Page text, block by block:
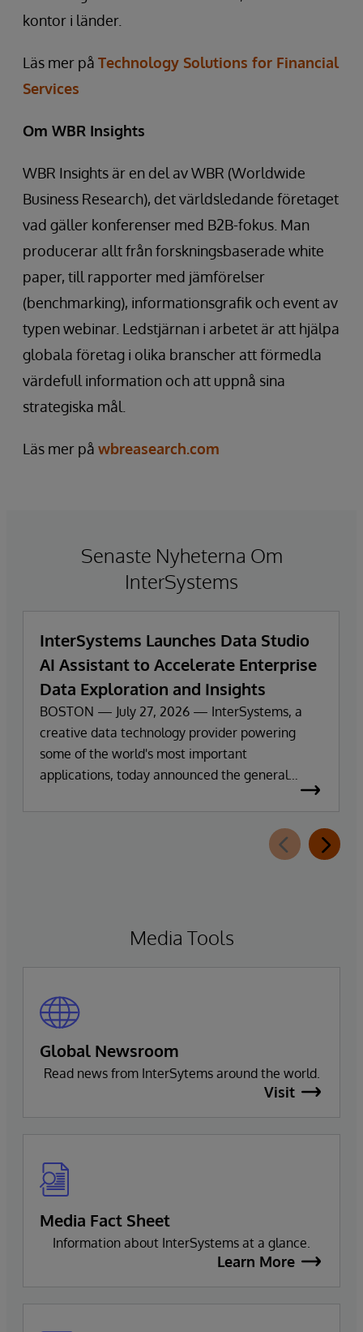
kontor i länder.
Läs mer på Technology Solutions for Financial
Services
Om WBR Insights
WBR Insights är en del av WBR (Worldwide
Business Research), det världsledande företaget
vad gäller konferenser med B2B-fokus. Man
producerar allt från forskningsbaserade white
paper, till rapporter med jämförelser
(benchmarking), informationsgrafik och event av
typen webinar. Ledstjärnan i arbetet är att hjälpa
globala företag i olika branscher att förmedla
värdefull information och att uppnå sina
strategiska mål.
Läs mer på wbreasearch.com
Senaste Nyheterna Om
InterSystems
InterSystems Launches Data Studio
AI Assistant to Accelerate Enterprise
Data Exploration and Insights
BOSTON — July 27, 2026 — InterSystems, a
creative data technology provider powering
some of the world's most important
applications, today announced the general
extension for InterSystems Data Studio that
helps organizations more easily understand,
Media Tools
Global Newsroom
Read news from InterSytems around the world.
Visit
Media Fact Sheet
Information about InterSystems at a glance.
Learn More